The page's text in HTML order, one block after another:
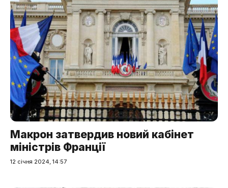
Макрон затвердив новий кабінет
міністрів Франції
12 січня 2024, 14:57